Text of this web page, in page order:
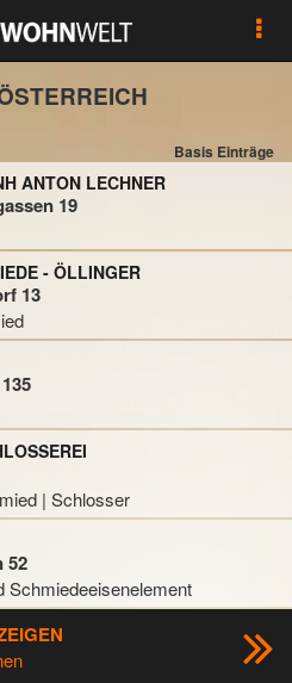
Basis Einträge
ANTON LECHNER
19
- ÖLLINGER
13
| Schlosser
52
Schmiedeeisenelement